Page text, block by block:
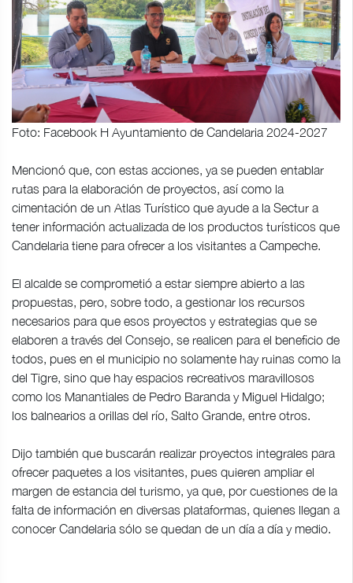
Foto: Facebook H Ayuntamiento de Candelaria 2024-2027
Mencionó que, con estas acciones, ya se pueden entablar
rutas para la elaboración de proyectos, así como la
cimentación de un Atlas Turístico que ayude a la Sectur a
tener información actualizada de los productos turísticos que
Candelaria tiene para ofrecer a los visitantes a Campeche.
El alcalde se comprometió a estar siempre abierto a las
propuestas, pero, sobre todo, a gestionar los recursos
necesarios para que esos proyectos y estrategias que se
elaboren a través del Consejo, se realicen para el beneficio de
todos, pues en el municipio no solamente hay ruinas como la
del Tigre, sino que hay espacios recreativos maravillosos
como los Manantiales de Pedro Baranda y Miguel Hidalgo;
los balnearios a orillas del río, Salto Grande, entre otros.
Dijo también que buscarán realizar proyectos integrales para
ofrecer paquetes a los visitantes, pues quieren ampliar el
margen de estancia del turismo, ya que, por cuestiones de la
falta de información en diversas plataformas, quienes llegan a
conocer Candelaria sólo se quedan de un día a día y medio.